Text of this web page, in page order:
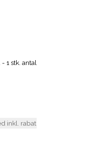
1 stk. antal
inkl. rabat